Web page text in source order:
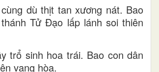
dù thịt tan xương nát. Bao
Tử Đạo lấp lánh soi thiên
trổ sinh hoa trái. Bao con dân
vang hòa.